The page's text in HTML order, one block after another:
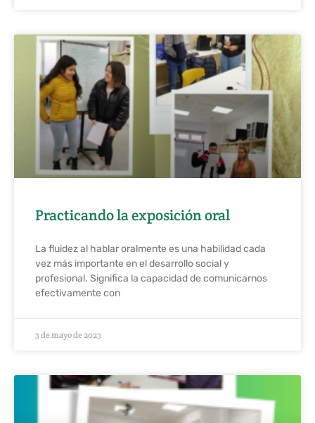
Practicando la exposición oral
La fluidez al hablar oralmente es una habilidad cada
vez más importante en el desarrollo social y
profesional. Significa la capacidad de comunicarnos
efectivamente con
3 de mayo de 2023